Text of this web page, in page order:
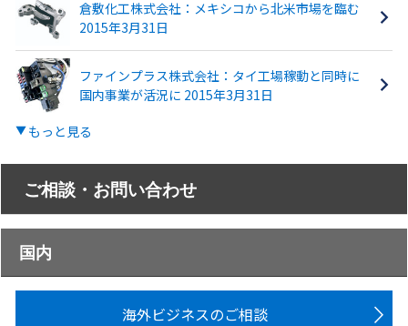
倉敷化工株式会社：メキシコから北米市場を臨む
2015年3月31日
ファインプラス株式会社：タイ工場稼動と同時に
国内事業が活況に 2015年3月31日
もっと見る
ご相談・お問い合わせ
国内
海外ビジネスのご相談